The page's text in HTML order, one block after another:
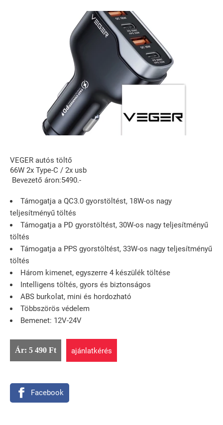
Ár: 5 490 Ft ajánlatkérés
VEGER autós töltő
66W 2x Type-C / 2x usb
Bevezető áron:5490.-
Támogatja a QC3.0 gyorstöltést, 18W-os nagy
teljesítményű töltés
Támogatja a PD gyorstöltést, 30W-os nagy teljesítményű
töltés
Támogatja a PPS gyorstöltést, 33W-os nagy teljesítményű
töltés
Három kimenet, egyszerre 4 készülék töltése
Intelligens töltés, gyors és biztonságos
ABS burkolat, mini és hordozható
Többszörös védelem
Bemenet: 12V-24V
Facebook